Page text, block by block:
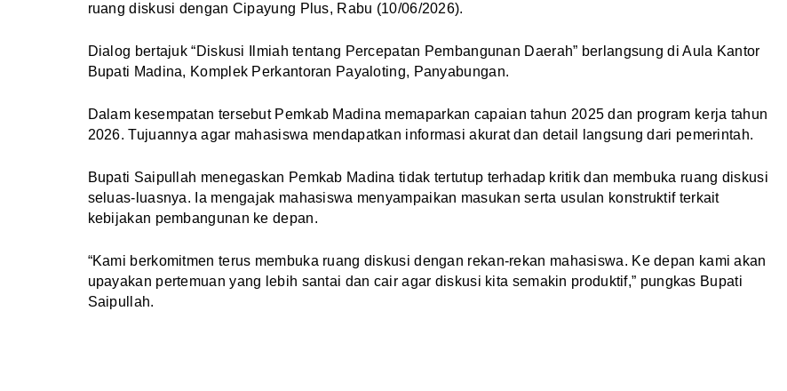
ruang diskusi dengan Cipayung Plus, Rabu (10/06/2026).
Dialog bertajuk “Diskusi Ilmiah tentang Percepatan Pembangunan Daerah” berlangsung di Aula Kantor
Bupati Madina, Komplek Perkantoran Payaloting, Panyabungan.
Dalam kesempatan tersebut Pemkab Madina memaparkan capaian tahun 2025 dan program kerja tahun
2026. Tujuannya agar mahasiswa mendapatkan informasi akurat dan detail langsung dari pemerintah.
Bupati Saipullah menegaskan Pemkab Madina tidak tertutup terhadap kritik dan membuka ruang diskusi
seluas-luasnya. Ia mengajak mahasiswa menyampaikan masukan serta usulan konstruktif terkait
kebijakan pembangunan ke depan.
“Kami berkomitmen terus membuka ruang diskusi dengan rekan-rekan mahasiswa. Ke depan kami akan
upayakan pertemuan yang lebih santai dan cair agar diskusi kita semakin produktif,” pungkas Bupati
Saipullah.